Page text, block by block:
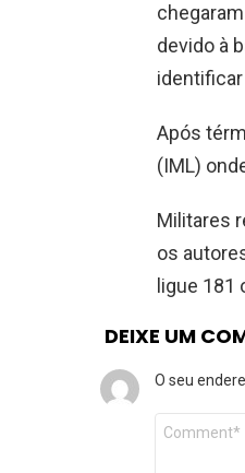
devido à
Após
(IML)
Militares
os
ligue 181
DEIXE UM
O seu
Comentário